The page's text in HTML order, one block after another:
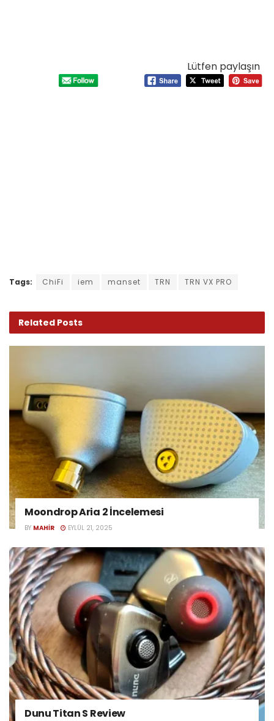
Lütfen paylaşın
Tags: ChiFi iem manset TRN TRN VX PRO
Related Posts
Moondrop Aria 2 İncelemesi
BY MAHIR EYLÜL 21, 2025
Dunu Titan S Review